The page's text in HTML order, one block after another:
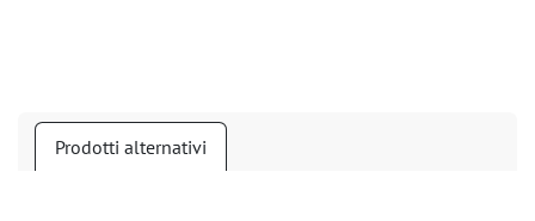
Prodotti alternativi